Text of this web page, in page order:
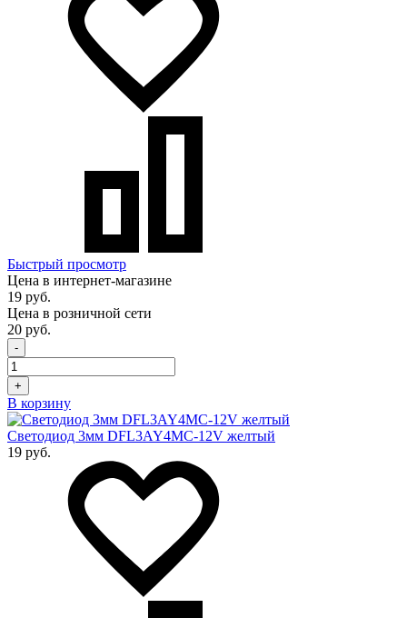
Быстрый просмотр
Цена в интернет-магазине
19 руб.
Цена в розничной сети
20 руб.
-
+
В корзину
Светодиод 3мм DFL3AY4MC-12V желтый
19 руб.